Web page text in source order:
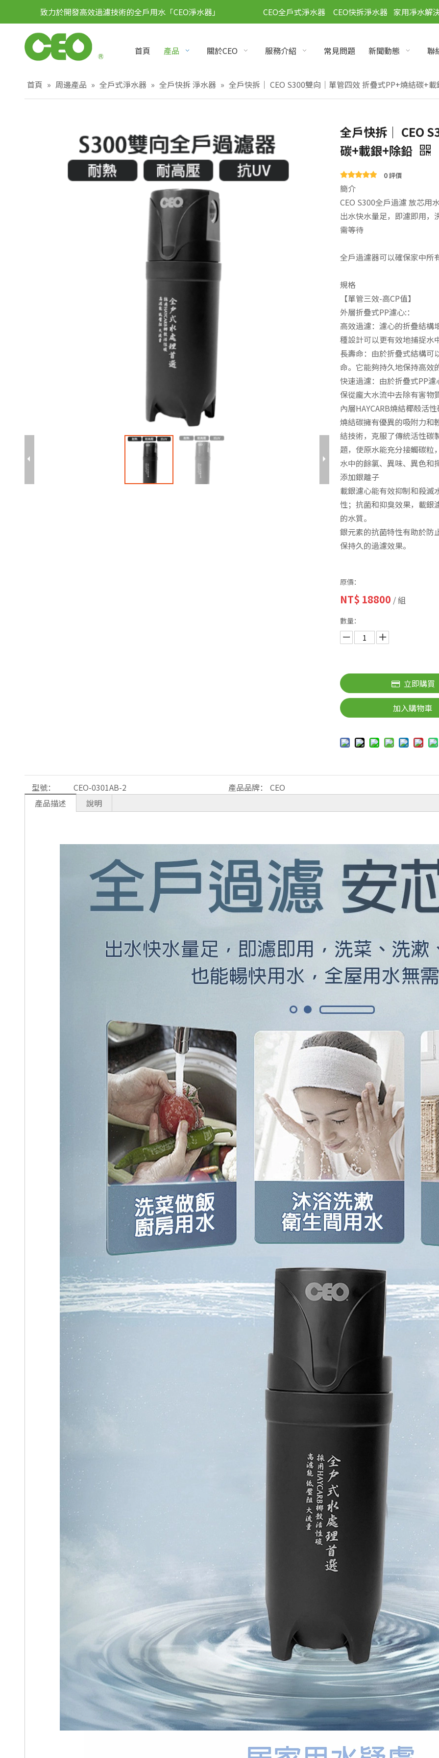
致力於開發高效過濾技術的全戶用水「CEO淨水器」 CEO全戶式淨水器 CEO快拆淨水器 家用凈水解
首頁 產品 關於CEO 服務介紹 常見問題 新聞動態 聯
首頁 » 周邊產品 » 全戶式淨水器 » 全戶快拆 淨水器 » 全戶快拆｜ CEO S300雙向｜單管四效 折疊式PP+燒結碳+
全戶快拆｜ CEO
碳+載銀+除鉛
0 評價
簡介
CEO S300全戶過濾 放芯用水
出水快水量足，即濾即用，
需等待
全戶過濾器可以確保家中所
規格
【單管三效-高CP值】
外層折疊式PP濾心:：
高效過濾：濾心的折疊結構
種設計可以更有效地捕捉水
長壽命：由於折疊式結構可
命。它能夠持久地保持高效
快速過濾：由於折疊式PP
保從龐大水流中去除有害物
內層HAYCARB燒結椰殼活
燒結碳擁有優異的吸附力和
結技術，克服了傳統活性碳
題，使原水能充分接觸碳粒
水中的餘氯、異味、異色和
添加銀離子
載銀濾心能有效抑制和殺滅
性；抗菌和抑臭效果，載銀
的水質。
銀元素的抗菌特性有助於防
保持久的過濾效果。
原價：
NT$ 18800 / 組
數量：
立即購買
加入購物車
型號： CEO-0301AB-2 產品品牌：
CEO
產品描述
說明